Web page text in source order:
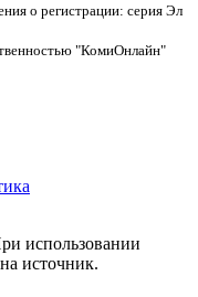
о регистрации: серия Эл
"КомиОнлайн"
использовании
источник.